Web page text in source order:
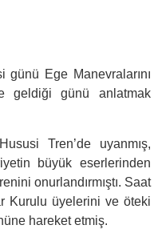
günü Ege Manevralarını
geldiği günü anlatmak
Tren’de uyanmış,
büyük eserlerinden
onurlandırmıştı. Saat
Kurulu üyelerini ve öteki
hareket etmiş.